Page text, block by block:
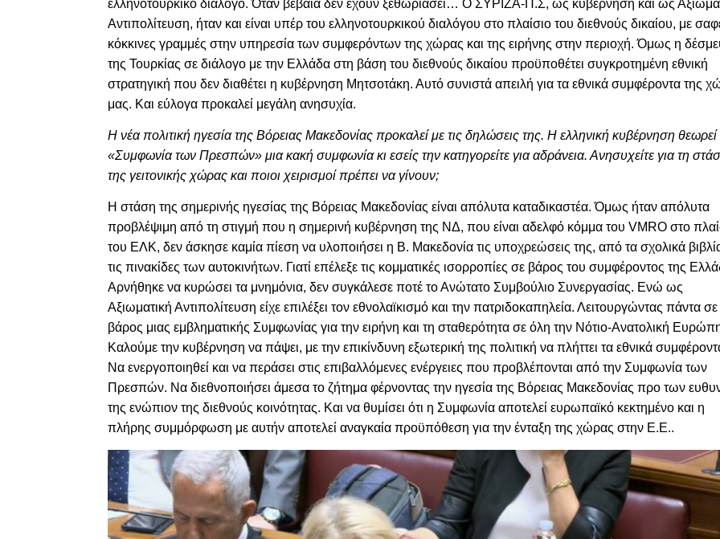
ελληνοτουρκικό διάλογο. Όταν βέβαια δεν έχουν ξεθωριάσει… Ο ΣΥΡΙΖΑ-Π.Σ, ως κυβέρνηση και ως
Αντιπολίτευση, ήταν και είναι υπέρ του ελληνοτουρκικού διαλόγου στο πλαίσιο του διεθνούς δικαίου, με
κόκκινες γραμμές στην υπηρεσία των συμφερόντων της χώρας και της ειρήνης στην περιοχή. Όμως η
της Τουρκίας σε διάλογο με την Ελλάδα στη βάση του διεθνούς δικαίου προϋποθέτεισυγκροτημένη εθνική
στρατηγική που δεν διαθέτει η κυβέρνηση Μητσοτάκη. Αυτό συνιστά απειλή για τα εθνικά συμφέροντα της
μας. Και εύλογα προκαλεί μεγάλη ανησυχία.
Η νέα πολιτική ηγεσία της Βόρειας Μακεδονίας προκαλεί με τις δηλώσεις της. Η ελληνική κυβέρνηση θεωρεί
«Συμφωνία των Πρεσπών» μια κακή συμφωνία κι εσείς την κατηγορείτε για αδράνεια. Ανησυχείτε για τη
της γειτονικής χώρας και ποιοι χειρισμοί πρέπει να γίνουν;
Η στάση της σημερινής ηγεσίας της Βόρειας Μακεδονίας είναι απόλυτα καταδικαστέα. Όμως ήταν απόλυτα
προβλέψιμη από τη στιγμή που η σημερινή κυβέρνηση της ΝΔ, που είναι αδελφό κόμμα τουVMRO στο
του ΕΛΚ, δεν άσκησε καμία πίεση να υλοποιήσει η Β. Μακεδονία τις υποχρεώσεις της, από τα σχολικά
τις πινακίδες των αυτοκινήτων. Γιατί επέλεξε τις κομματικές ισορροπίες σε βάρος του συμφέροντος της
Αρνήθηκε να κυρώσει τα μνημόνια, δεν συγκάλεσε ποτέ το Ανώτατο Συμβούλιο Συνεργασίας. Ενώ ως
Αξιωματική Αντιπολίτευση είχε επιλέξει τον εθνολαϊκισμό και την πατριδοκαπηλεία. Λειτουργώντας πάντα σε
βάρος μιας εμβληματικής Συμφωνίας για την ειρήνη και τη σταθερότητα σε όλη την Νότιο-Ανατολική
Καλούμε την κυβέρνηση να πάψει, με την επικίνδυνη εξωτερική της πολιτική να πλήττει τα εθνικά
Να ενεργοποιηθεί και να περάσει στις επιβαλλόμενες ενέργειες που προβλέπονται από την Συμφωνία των
Πρεσπών. Να διεθνοποιήσει άμεσα το ζήτημα φέρνοντας την ηγεσία της Βόρειας Μακεδονίας προ των
της ενώπιον της διεθνούς κοινότητας. Και να θυμίσει ότι η Συμφωνία αποτελεί ευρωπαϊκό κεκτημένο και η
πλήρης συμμόρφωση με αυτήν αποτελεί αναγκαία προϋπόθεση για την ένταξη της χώρας στην Ε.Ε..